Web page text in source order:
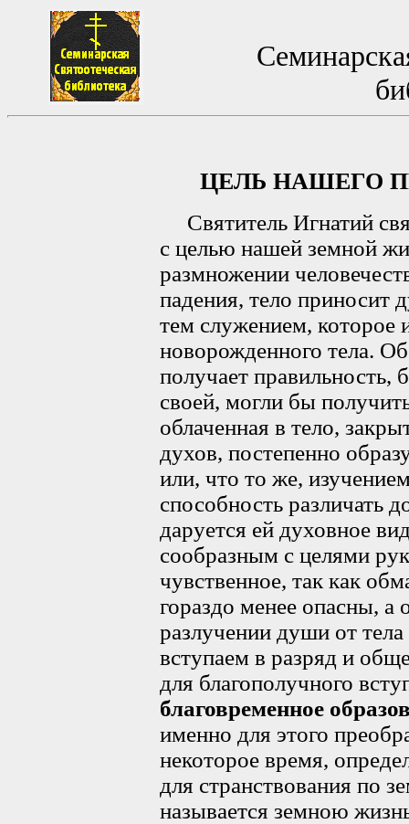
ЦЕЛЬ НАШЕГО
Святитель Игнатий
с целью нашей земной
размножении
падения, тело приносит
тем служением, которое
новорожденного тела.
получает правильность,
своей, могли бы
облаченная в тело,
духов, постепенно
или, что то же,
способность различать
даруется ей духовное
сообразным с целями
чувственное, так как
гораздо менее опасны,
разлучении души от
вступаем в разряд и
для благополучного
благовременное
именно для этого
некоторое время,
для странствования по
называется земною